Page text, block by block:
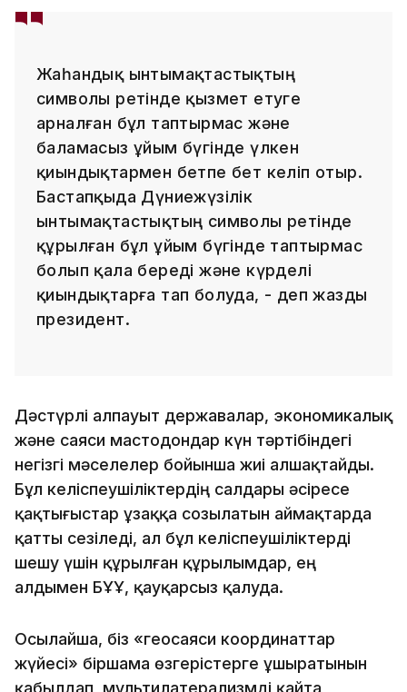
Жаһандық ынтымақтастықтың
символы ретінде қызмет етуге
арналған бұл таптырмас және
баламасыз ұйым бүгінде үлкен
қиындықтармен бетпе бет келіп отыр.
Бастапқыда Дүниежүзілік
ынтымақтастықтың символы ретінде
құрылған бұл ұйым бүгінде таптырмас
болып қала береді және күрделі
қиындықтарға тап болуда, - деп жазды
президент.
Дәстүрлі алпауыт державалар, экономикалық
және саяси мастодондар күн тәртібіндегі
негізгі мәселелер бойынша жиі алшақтайды.
Бұл келіспеушіліктердің салдары әсіресе
қақтығыстар ұзаққа созылатын аймақтарда
қатты сезіледі, ал бұл келіспеушіліктерді
шешу үшін құрылған құрылымдар, ең
алдымен БҰҰ, қауқарсыз қалуда.
Осылайша, біз «геосаяси координаттар
жүйесі» біршама өзгерістерге ұшыратынын
қабылдап, мультилатерализмді қайта